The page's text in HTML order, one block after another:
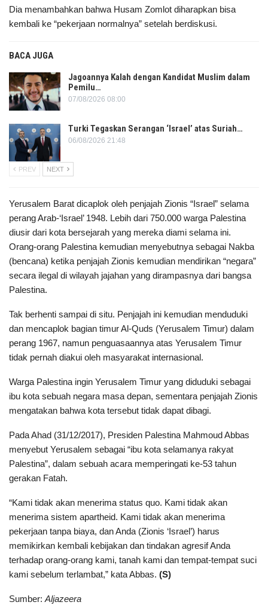
Dia menambahkan bahwa Husam Zomlot diharapkan bisa
kembali ke “pekerjaan normalnya” setelah berdiskusi.
BACA JUGA
Jagoannya Kalah dengan Kandidat Muslim dalam
Pemilu…
07/08/2026 08:00
Turki Tegaskan Serangan ‘Israel’ atas Suriah…
06/08/2026 21:48
PREV NEXT
Yerusalem Barat dicaplok oleh penjajah Zionis “Israel” selama
perang Arab-‘Israel’ 1948. Lebih dari 750.000 warga Palestina
diusir dari kota bersejarah yang mereka diami selama ini.
Orang-orang Palestina kemudian menyebutnya sebagai Nakba
(bencana) ketika penjajah Zionis kemudian mendirikan “negara”
secara ilegal di wilayah jajahan yang dirampasnya dari bangsa
Palestina.
Tak berhenti sampai di situ. Penjajah ini kemudian menduduki
dan mencaplok bagian timur Al-Quds (Yerusalem Timur) dalam
perang 1967, namun penguasaannya atas Yerusalem Timur
tidak pernah diakui oleh masyarakat internasional.
Warga Palestina ingin Yerusalem Timur yang diduduki sebagai
ibu kota sebuah negara masa depan, sementara penjajah Zionis
mengatakan bahwa kota tersebut tidak dapat dibagi.
Pada Ahad (31/12/2017), Presiden Palestina Mahmoud Abbas
menyebut Yerusalem sebagai “ibu kota selamanya rakyat
Palestina”, dalam sebuah acara memperingati ke-53 tahun
gerakan Fatah.
“Kami tidak akan menerima status quo. Kami tidak akan
menerima sistem apartheid. Kami tidak akan menerima
pekerjaan tanpa biaya, dan Anda (Zionis ‘Israel’) harus
memikirkan kembali kebijakan dan tindakan agresif Anda
terhadap orang-orang kami, tanah kami dan tempat-tempat suci
kami sebelum terlambat,” kata Abbas. (S)
Sumber: Aljazeera